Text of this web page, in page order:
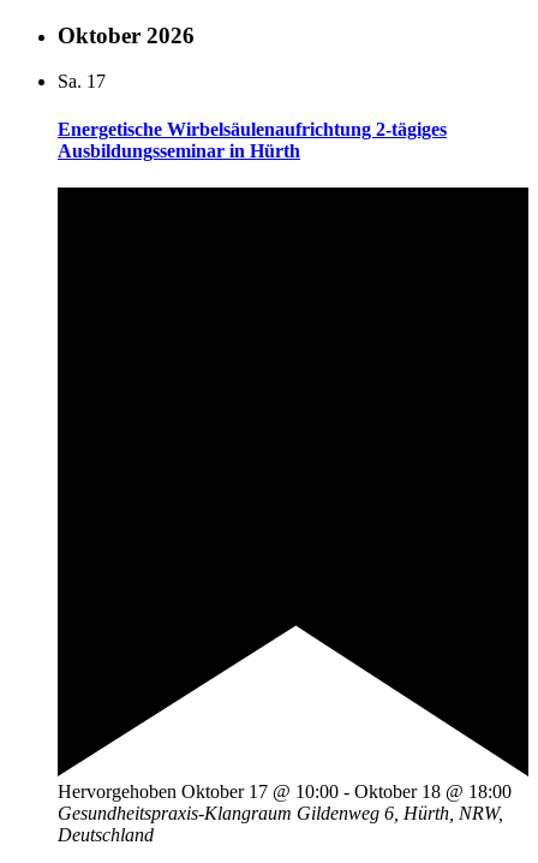
Oktober 2026
Sa. 17
Energetische Wirbelsäulenaufrichtung 2-tägiges
Ausbildungsseminar in Hürth
Hervorgehoben Oktober 17 @ 10:00 - Oktober 18 @ 18:00
Gesundheitspraxis-Klangraum Gildenweg 6, Hürth, NRW,
Deutschland